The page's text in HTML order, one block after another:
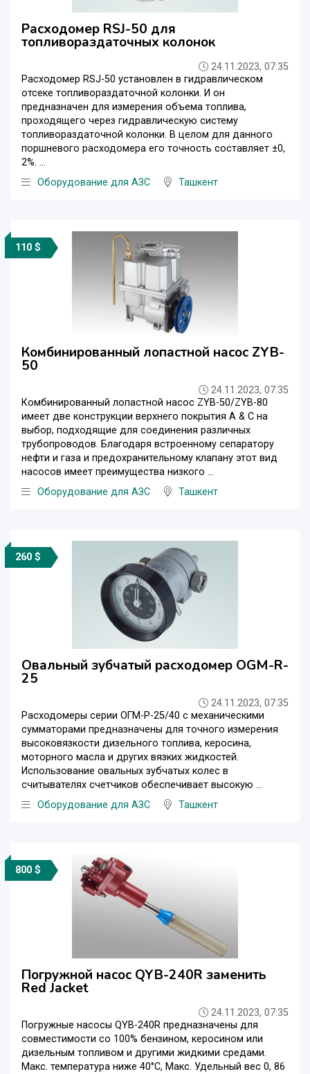
Расходомер RSJ-50 для
топливораздаточных колонок
24.11.2023, 07:35
Расходомер RSJ-50 установлен в гидравлическом
отсеке топливораздаточной колонки. И он
предназначен для измерения объема топлива,
проходящего через гидравлическую систему
топливораздаточной колонки. В целом для данного
поршневого расходомера его точность составляет ±0,
2%. ...
Оборудование для АЗС
Ташкент
110 $
Комбинированный лопастной насос ZYB-
50
24.11.2023, 07:35
Комбинированный лопастной насос ZYB-50/ZYB-80
имеет две конструкции верхнего покрытия A & C на
выбор, подходящие для соединения различных
трубопроводов. Благодаря встроенному сепаратору
нефти и газа и предохранительному клапану этот вид
насосов имеет преимущества низкого ...
Оборудование для АЗС
Ташкент
260 $
Овальный зубчатый расходомер OGM-R-
25
24.11.2023, 07:35
Расходомеры серии ОГМ-Р-25/40 с механическими
сумматорами предназначены для точного измерения
высоковязкости дизельного топлива, керосина,
моторного масла и других вязких жидкостей.
Использование овальных зубчатых колес в
считывателях счетчиков обеспечивает высокую ...
Оборудование для АЗС
Ташкент
800 $
Погружной насос QYB-240R заменить
Red Jacket
24.11.2023, 07:35
Погружные насосы QYB-240R предназначены для
совместимости со 100% бензином, керосином или
дизельным топливом и другими жидкими средами.
Макс. температура ниже 40°C, Макс. Удельный вес 0, 86